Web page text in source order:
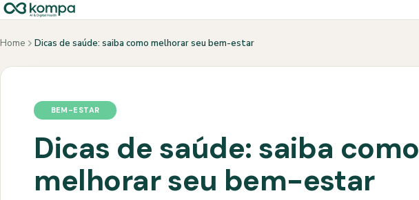
Home Dicas de saúde: saiba como melhorar seu bem-estar
BEM-ESTAR
Dicas de saúde: saiba como
melhorar seu bem-estar